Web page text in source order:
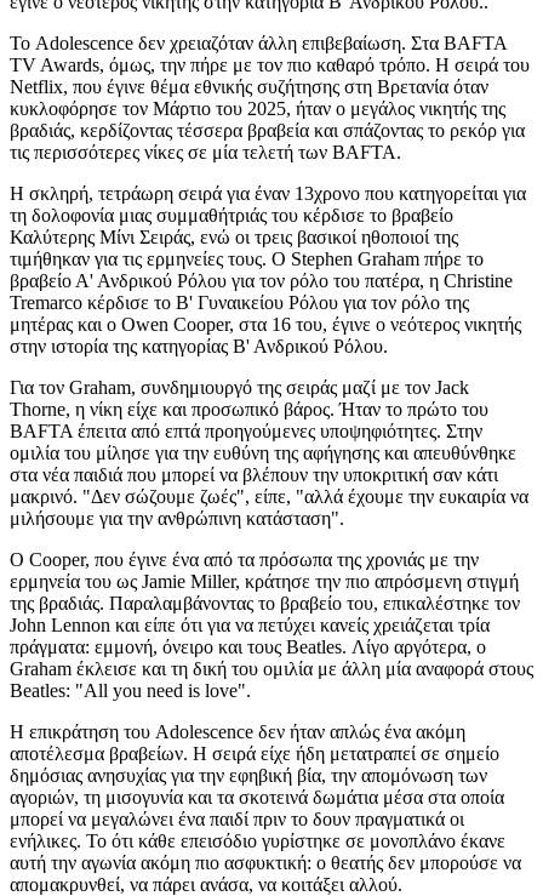
Το Adolescence δεν χρειαζόταν άλλη επιβεβαίωση. Στα BAFTA
TV Awards, όμως, την πήρε με τον πιο καθαρό τρόπο. Η σειρά του
Netflix, που έγινε θέμα εθνικής συζήτησης στη Βρετανία όταν
κυκλοφόρησε τον Μάρτιο του 2025, ήταν ο μεγάλος νικητής της
βραδιάς, κερδίζοντας τέσσερα βραβεία και σπάζοντας το ρεκόρ για
τις περισσότερες νίκες σε μία τελετή των BAFTA.
Η σκληρή, τετράωρη σειρά για έναν 13χρονο που κατηγορείται για
τη δολοφονία μιας συμμαθήτριάς του κέρδισε το βραβείο
Καλύτερης Μίνι Σειράς, ενώ οι τρεις βασικοί ηθοποιοί της
τιμήθηκαν για τις ερμηνείες τους. Ο Stephen Graham πήρε το
βραβείο Α' Ανδρικού Ρόλου για τον ρόλο του πατέρα, η Christine
Tremarco κέρδισε το Β' Γυναικείου Ρόλου για τον ρόλο της
μητέρας και ο Owen Cooper, στα 16 του, έγινε ο νεότερος νικητής
στην ιστορία της κατηγορίας Β' Ανδρικού Ρόλου.
Για τον Graham, συνδημιουργό της σειράς μαζί με τον Jack
Thorne, η νίκη είχε και προσωπικό βάρος. Ήταν το πρώτο του
BAFTA έπειτα από επτά προηγούμενες υποψηφιότητες. Στην
ομιλία του μίλησε για την ευθύνη της αφήγησης και απευθύνθηκε
στα νέα παιδιά που μπορεί να βλέπουν την υποκριτική σαν κάτι
μακρινό. "Δεν σώζουμε ζωές", είπε, "αλλά έχουμε την ευκαιρία να
μιλήσουμε για την ανθρώπινη κατάσταση".
Ο Cooper, που έγινε ένα από τα πρόσωπα της χρονιάς με την
ερμηνεία του ως Jamie Miller, κράτησε την πιο απρόσμενη στιγμή
της βραδιάς. Παραλαμβάνοντας το βραβείο του, επικαλέστηκε τον
John Lennon και είπε ότι για να πετύχει κανείς χρειάζεται τρία
πράγματα: εμμονή, όνειρο και τους Beatles. Λίγο αργότερα, ο
Graham έκλεισε και τη δική του ομιλία με άλλη μία αναφορά στους
Beatles: "All you need is love".
Η επικράτηση του Adolescence δεν ήταν απλώς ένα ακόμη
αποτέλεσμα βραβείων. Η σειρά είχε ήδη μετατραπεί σε σημείο
δημόσιας ανησυχίας για την εφηβική βία, την απομόνωση των
αγοριών, τη μισογυνία και τα σκοτεινά δωμάτια μέσα στα οποία
μπορεί να μεγαλώνει ένα παιδί πριν το δουν πραγματικά οι
ενήλικες. Το ότι κάθε επεισόδιο γυρίστηκε σε μονοπλάνο έκανε
αυτή την αγωνία ακόμη πιο ασφυκτική: ο θεατής δεν μπορούσε να
απομακρυνθεί, να πάρει ανάσα, να κοιτάξει αλλού.